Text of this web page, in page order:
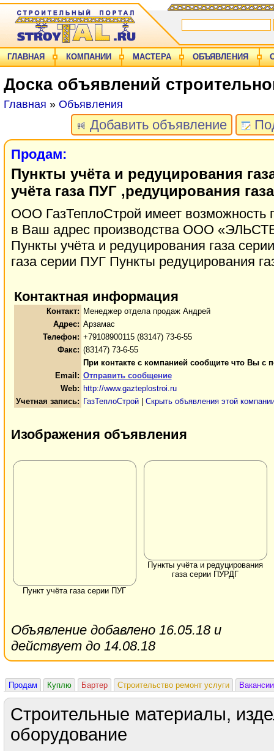
ГЛАВНАЯ КОМПАНИИ МАСТЕРА ОБЪЯВЛЕНИЯ
Доска объявлений
Главная » Объявления
Добавить объявление
Продам:
Пункты учёта и редуцирования
учёта газа ПУГ ,редуцирования
ООО ГазТеплоСтрой имеет возможность
в Ваш адрес производства ООО
Пункты учёта и редуцирования газа
газа серии ПУГ Пункты редуцирования
Контактная информация
Контакт: Менеджер отдела продаж Андрей
Адрес: Арзамас
Телефон: +79108900115 (83147) 73-6-55
Факс: (83147) 73-6-55
При контакте с компанией сообщите что Вы с
Email: Отправить сообщение
Web: http://www.gazteplostroi.ru
Учетная запись: ГазТеплоСтрой| Скрыть объявления этой
Изображения объявления
Пункт учёта газа серии ПУГ
Пункты учёта и редуцирования
газа серии ПУРДГ
Объявление добавлено 16.05.18 и
действует до 14.08.18
Продам Куплю Бартер Строительство ремонт услуги Вакансии
Строительные материалы,
оборудование